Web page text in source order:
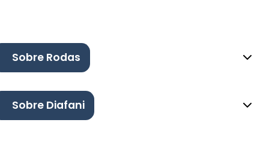
Sobre Rodas
Sobre Diafani